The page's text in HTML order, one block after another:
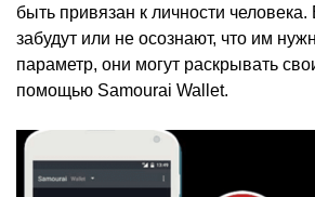
быть привязан к личности человека.
забудут или не осознают, что им
параметр, они могут раскрывать
помощью Samourai Wallet.